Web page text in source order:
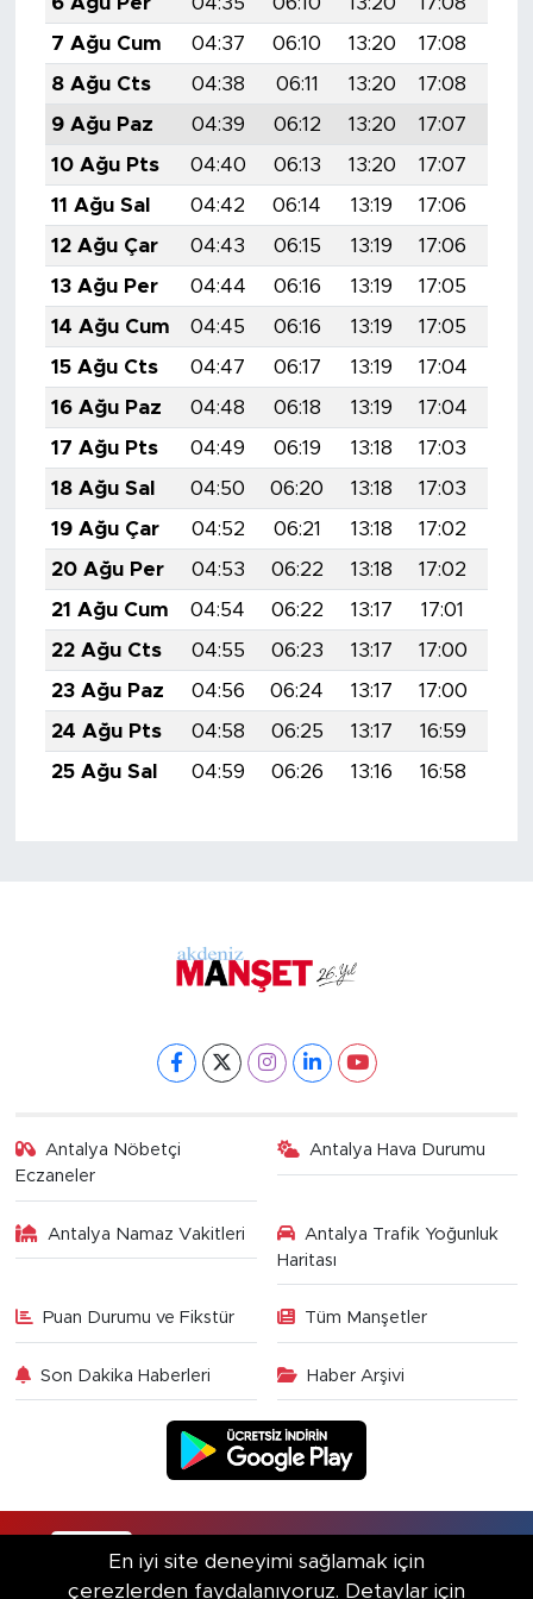
7 Ağu Cum
04:37 06:10 13:20 17:08
8 Ağu Cts
04:38 06:11 13:20 17:08
9 Ağu Paz
04:39 06:12 13:20 17:07
10 Ağu Pts
04:40 06:13 13:20 17:07
11 Ağu Sal
04:42 06:14 13:19 17:06
12 Ağu Çar
04:43 06:15 13:19 17:06
13 Ağu Per
04:44 06:16 13:19 17:05
14 Ağu Cum
04:45 06:16 13:19 17:05
15 Ağu Cts
04:47 06:17 13:19 17:04
16 Ağu Paz
04:48 06:18 13:19 17:04
17 Ağu Pts
04:49 06:19 13:18 17:03
18 Ağu Sal
04:50 06:20 13:18 17:03
19 Ağu Çar
04:52 06:21 13:18 17:02
20 Ağu Per
04:53 06:22 13:18 17:02
21 Ağu Cum
04:54 06:22 13:17 17:01
22 Ağu Cts
04:55 06:23 13:17 17:00
23 Ağu Paz
04:56 06:24 13:17 17:00
24 Ağu Pts
04:58 06:25 13:17 16:59
25 Ağu Sal
04:59 06:26 13:16 16:58
Antalya Nöbetçi
Eczaneler
Antalya Hava Durumu
Antalya Namaz Vakitleri
Antalya Trafik Yoğunluk
Haritası
Puan Durumu ve Fikstür Tüm Manşetler
Son Dakika Haberleri Haber Arşivi
En iyi site deneyimi sağlamak için
çerezlerden faydalanıyoruz. Detaylar için